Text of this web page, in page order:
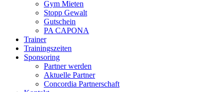
Gym Mieten
Stopp Gewalt
Gutschein
PA CAPONA
Trainer
Trainingszeiten
Sponsoring
Partner werden
Aktuelle Partner
Concordia Partnerschaft